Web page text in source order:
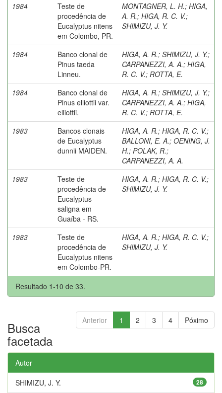
1984
Teste de
procedência de
Eucalyptus nitens
em Colombo, PR.
MONTAGNER, L. H.; HIGA,
A. R.; HIGA, R. C. V.;
SHIMIZU, J. Y.
1984
Banco clonal de
Pinus taeda
Linneu.
HIGA, A. R.; SHIMIZU, J. Y.;
CARPANEZZI, A. A.; HIGA,
R. C. V.; ROTTA, E.
1984
Banco clonal de
Pinus elliottii var.
elliottii.
HIGA, A. R.; SHIMIZU, J. Y.;
CARPANEZZI, A. A.; HIGA,
R. C. V.; ROTTA, E.
1983
Bancos clonais
de Eucalyptus
dunnii MAIDEN.
HIGA, A. R.; HIGA, R. C. V.;
BALLONI, E. A.; OENING, J.
H.; POLAK, R.;
CARPANEZZI, A. A.
1983
Teste de
procedência de
Eucalyptus
saligna em
Guaíba - RS.
HIGA, A. R.; HIGA, R. C. V.;
SHIMIZU, J. Y.
1983
Teste de
procedência de
Eucalyptus nitens
em Colombo-PR.
HIGA, A. R.; HIGA, R. C. V.;
SHIMIZU, J. Y.
Resultado 1-10 de 33.
Anterior 1 2 3 4 Póximo
Busca
facetada
Autor
28
SHIMIZU, J. Y.